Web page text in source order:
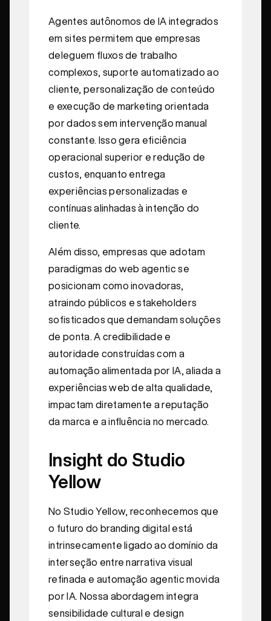
Agentes autônomos de IA integrados
em sites permitem que empresas
deleguem fluxos de trabalho
complexos, suporte automatizado ao
cliente, personalização de conteúdo
e execução de marketing orientada
por dados sem intervenção manual
constante. Isso gera eficiência
operacional superior e redução de
custos, enquanto entrega
experiências personalizadas e
contínuas alinhadas à intenção do
cliente.
Além disso, empresas que adotam
paradigmas do web agentic se
posicionam como inovadoras,
atraindo públicos e stakeholders
sofisticados que demandam soluções
de ponta. A credibilidade e
autoridade construídas com a
automação alimentada por IA, aliada a
experiências web de alta qualidade,
impactam diretamente a reputação
da marca e a influência no mercado.
Insight do Studio
Yellow
No Studio Yellow, reconhecemos que
o futuro do branding digital está
intrinsecamente ligado ao domínio da
interseção entre narrativa visual
refinada e automação agentic movida
por IA. Nossa abordagem integra
sensibilidade cultural e design